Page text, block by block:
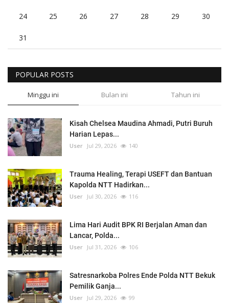
24 25 26 27 28 29 30
31
POPULAR POSTS
Minggu ini Bulan ini Tahun ini
Kisah Chelsea Maudina Ahmadi, Putri Buruh
Harian Lepas...
User Jul 29, 2026 140
Trauma Healing, Terapi USEFT dan Bantuan
Kapolda NTT Hadirkan...
User Jul 30, 2026 116
Lima Hari Audit BPK RI Berjalan Aman dan
Lancar, Polda...
User Jul 31, 2026 106
Satresnarkoba Polres Ende Polda NTT Bekuk
Pemilik Ganja...
User Jul 29, 2026 99